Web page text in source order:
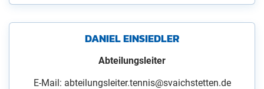
DANIEL EINSIEDLER
Abteilungsleiter
E-Mail: abteilungsleiter.tennis@svaichstetten.de